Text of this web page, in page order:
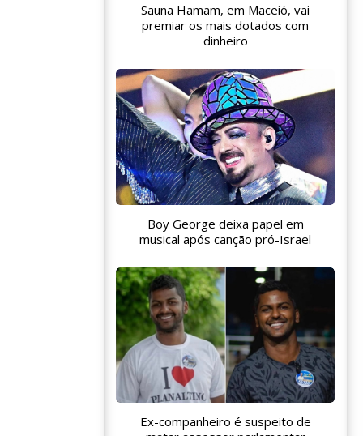
Sauna Hamam, em Maceió, vai
premiar os mais dotados com
dinheiro
Boy George deixa papel em
musical após canção pró-Israel
Ex-companheiro é suspeito de